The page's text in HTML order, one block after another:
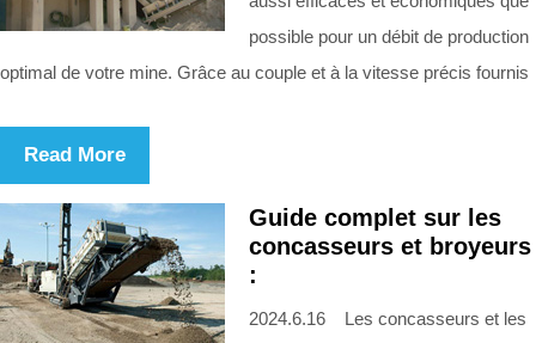
possible pour un débit de production
optimal de votre mine. Grâce au couple et à la vitesse précis fournis
Read More
Guide complet sur les
concasseurs et broyeurs
:
2024.6.16 Les concasseurs et les